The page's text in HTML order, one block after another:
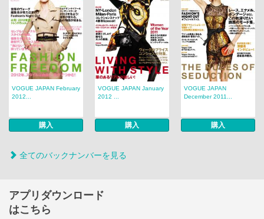
VOGUE JAPAN February
2012...
購入
VOGUE JAPAN January
2012 ...
購入
VOGUE JAPAN
December 2011...
購入
全てのバックナンバーを見る
アプリダウンロード
はこちら